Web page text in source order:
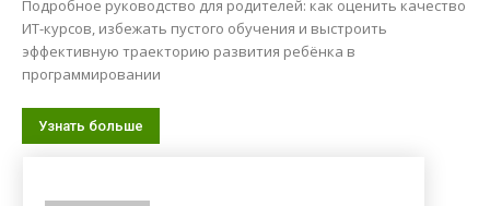
Подробное руководство для родителей: как оценить качество
ИТ-курсов, избежать пустого обучения и выстроить
эффективную траекторию развития ребёнка в
программировании
Узнать больше